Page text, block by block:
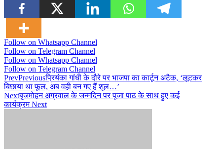
Follow on Whatsapp Channel
Follow on Telegram Channel
Follow on Whatsapp Channel
Follow on Telegram Channel
PrevPreviousप्रियंका गांधी के दौरे पर भाजपा का कार्टून अटैक, ‘लूटकर
बिछाया था फूल, अब वही बन गए हैं शूल…’
Nextबृजमोहन अग्रवाल के जन्मदिन पर पूजा पाठ के साथ हुए कई
कार्यक्रमNext